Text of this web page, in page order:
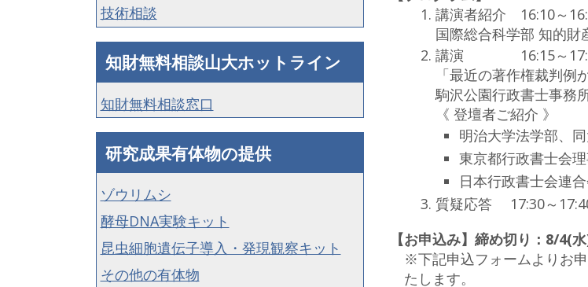
講演者紹介 16:10～
国際総合科学部 知的財
講演 16:15～
「最近の著作権裁判例
駒沢公園行政書士事務
《 登壇者ご紹介 》
明治大学法学部、
東京都行政書士会
日本行政書士会連
質疑応答 17:30～
【お申込み】締め切り：8/4(
※下記申込フォームよりお
たします。
技術相談
知財無料相談山大ホットライン
知財無料相談窓口
研究成果有体物の提供
ゾウリムシ
酵母DNA実験キット
昆虫細胞遺伝子導入・発現観察キット
その他の有体物